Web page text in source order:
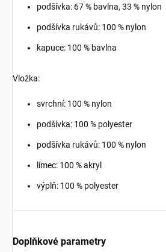
podšívka: 67 % bavlna, 33 % nylon
podšívka rukávů: 100 % nylon
kapuce: 100 % bavlna
Vložka:
svrchní: 100 % nylon
podšívka: 100 % polyester
podšívka rukávů: 100 % nylon
límec: 100 % akryl
výplň: 100 % polyester
Doplňkové parametry